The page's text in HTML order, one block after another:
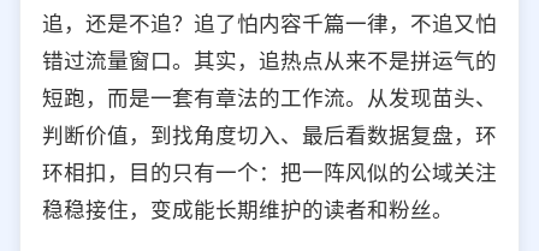
iOS Android PC 其他
选择允许访问的平台类型
追，还是不追？追了怕内容千篇一律，不追又怕
错过流量窗口。其实，追热点从来不是拼运气的
短跑，而是一套有章法的工作流。从发现苗头、
判断价值，到找角度切入、最后看数据复盘，环
环相扣，目的只有一个：把一阵风似的公域关注
稳稳接住，变成能长期维护的读者和粉丝。